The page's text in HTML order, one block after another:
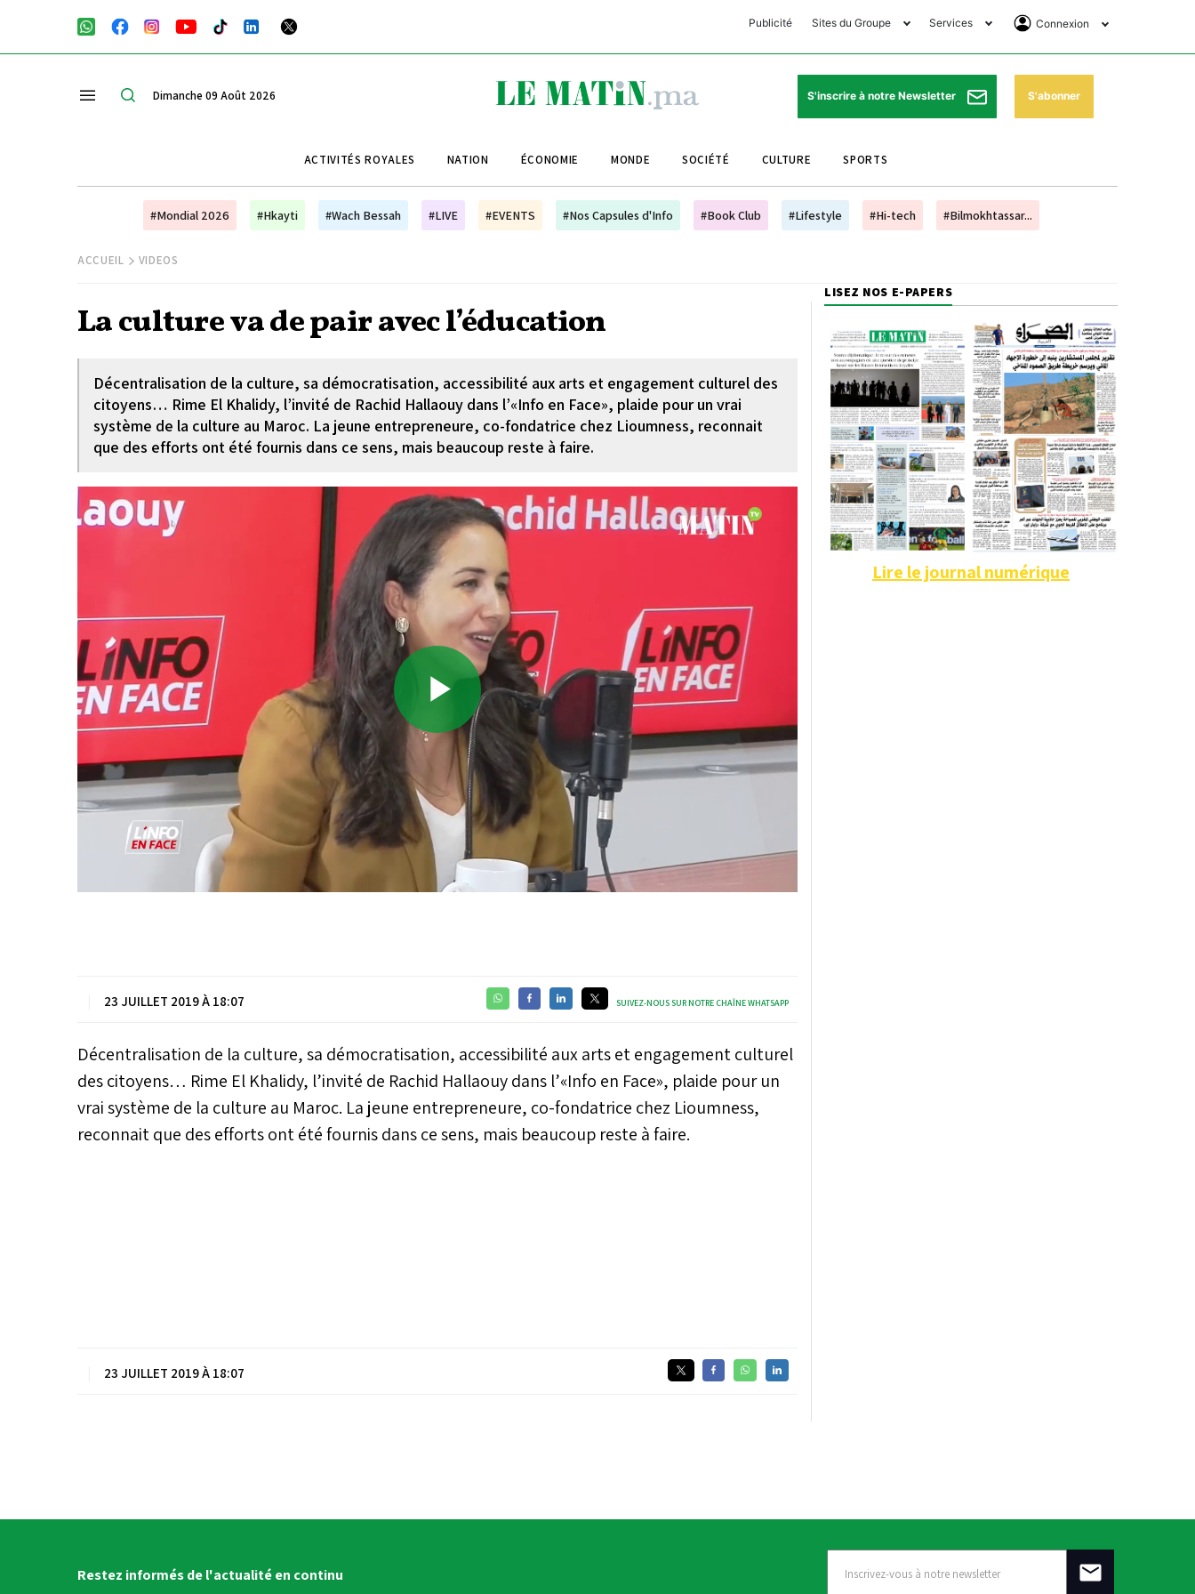
Publicité Sites du Groupe
Club Avantages
Le Matin Sports
Le Matin Store
Le Matin Annonces
Morocco Today Forum
Bookclub
Services
Horaires de prières
Pharmacies de garde
Programme TV
Cinéma
Connexion
Se Connecter
Abonnement
Dimanche 09 Août 2026 S'inscrire à notre Newsletter S'abonner
ACTIVITÉS ROYALES NATION ÉCONOMIE MONDE SOCIÉTÉ CULTURE SPORTS
#Mondial 2026 #Hkayti #Wach Bessah #LIVE #EVENTS #Nos Capsules d'Info #Book Club #Lifestyle #Hi-tech #Bilmokhtassar...
ACCUEIL VIDEOS
La culture va de pair avec l’éducation
Décentralisation de la culture, sa démocratisation, accessibilité aux arts et engagement culturel des
citoyens… Rime El Khalidy, l’invité de Rachid Hallaouy dans l’«Info en Face», plaide pour un vrai
système de la culture au Maroc. La jeune entrepreneure, co-fondatrice chez Lioumness, reconnait
que des efforts ont été fournis dans ce sens, mais beaucoup reste à faire.
Play
Video
23 JUILLET 2019 À 18:07 SUIVEZ-NOUS SUR NOTRE CHAÎNE WHATSAPP
Décentralisation de la culture, sa démocratisation, accessibilité aux arts et engagement culturel
des citoyens… Rime El Khalidy, l’invité de Rachid Hallaouy dans l’«Info en Face», plaide pour un
vrai système de la culture au Maroc. La jeune entrepreneure, co-fondatrice chez Lioumness,
reconnait que des efforts ont été fournis dans ce sens, mais beaucoup reste à faire.
23 JUILLET 2019 À 18:07
LISEZ NOS E-PAPERS
Lire le journal numérique
Restez informés de l'actualité en continu